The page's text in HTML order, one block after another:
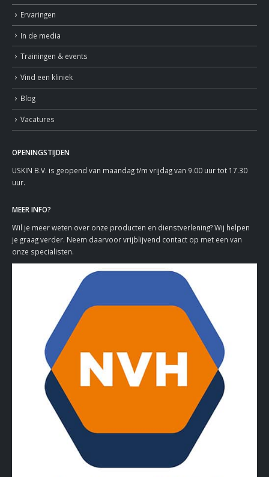
Ervaringen
In de media
Trainingen & events
Vind een kliniek
Blog
Vacatures
OPENINGSTIJDEN
USKIN B.V. is geopend van maandag t/m vrijdag van 9.00 uur tot 17.30
uur.
MEER INFO?
Wil je meer weten over onze producten en dienstverlening? Wij helpen
je graag verder. Neem daarvoor vrijblijvend contact op met een van
onze specialisten.